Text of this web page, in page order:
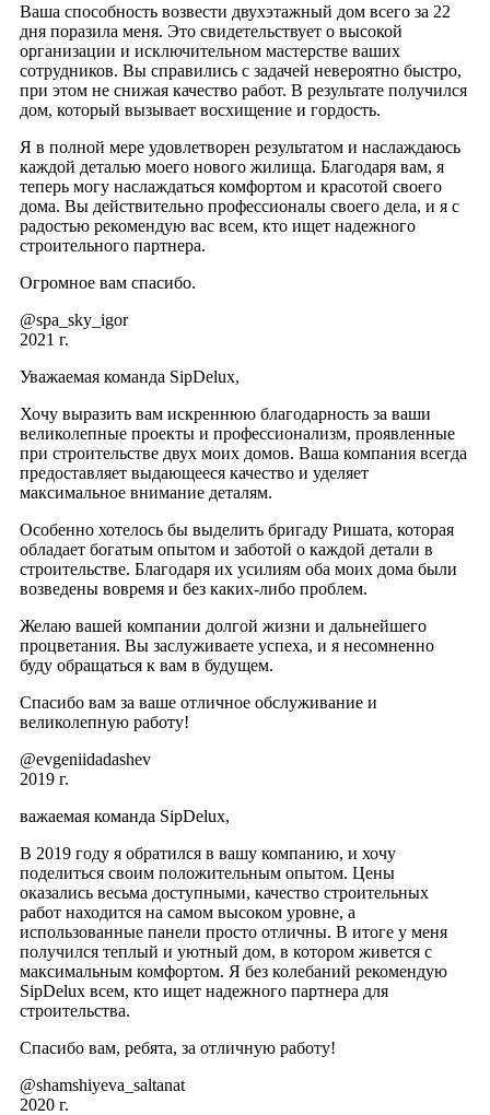
Ваша способность возвести двухэтажный дом всего за 22
дня поразила меня. Это свидетельствует о высокой
организации и исключительном мастерстве ваших
сотрудников. Вы справились с задачей невероятно быстро,
при этом не снижая качество работ. В результате получился
дом, который вызывает восхищение и гордость.
Я в полной мере удовлетворен результатом и наслаждаюсь
каждой деталью моего нового жилища. Благодаря вам, я
теперь могу наслаждаться комфортом и красотой своего
дома. Вы действительно профессионалы своего дела, и я с
радостью рекомендую вас всем, кто ищет надежного
строительного партнера.
Огромное вам спасибо.
@spa_sky_igor
2021 г.
Уважаемая команда SipDelux,
Хочу выразить вам искреннюю благодарность за ваши
великолепные проекты и профессионализм, проявленные
при строительстве двух моих домов. Ваша компания всегда
предоставляет выдающееся качество и уделяет
максимальное внимание деталям.
Особенно хотелось бы выделить бригаду Ришата, которая
обладает богатым опытом и заботой о каждой детали в
строительстве. Благодаря их усилиям оба моих дома были
возведены вовремя и без каких-либо проблем.
Желаю вашей компании долгой жизни и дальнейшего
процветания. Вы заслуживаете успеха, и я несомненно
буду обращаться к вам в будущем.
Спасибо вам за ваше отличное обслуживание и
великолепную работу!
@evgeniidadashev
2019 г.
важаемая команда SipDelux,
В 2019 году я обратился в вашу компанию, и хочу
поделиться своим положительным опытом. Цены
оказались весьма доступными, качество строительных
работ находится на самом высоком уровне, а
использованные панели просто отличны. В итоге у меня
получился теплый и уютный дом, в котором живется с
максимальным комфортом. Я без колебаний рекомендую
SipDelux всем, кто ищет надежного партнера для
строительства.
Спасибо вам, ребята, за отличную работу!
@shamshiyeva_saltanat
2020 г.